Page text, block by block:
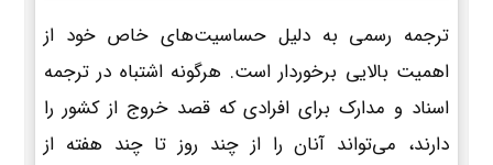
ترجمه رسمی به دلیل حساسیت‌های خاص خود از
اهمیت بالایی برخوردار است. هرگونه اشتباه در ترجمه
اسناد و مدارک برای افرادی که قصد خروج از کشور را
دارند، می‌تواند آنان را از چند روز تا چند هفته از